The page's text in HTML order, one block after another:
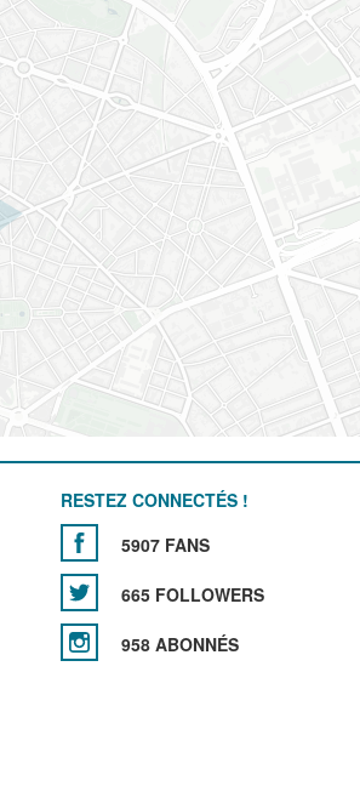
RESTEZ CONNECTÉS !
5907 FANS
665 FOLLOWERS
958 ABONNÉS